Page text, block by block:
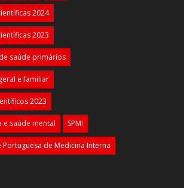
2024
2023
saúde primários
e familiar
2023
e saúde mental SPMI
Portuguesa de Medicina Interna